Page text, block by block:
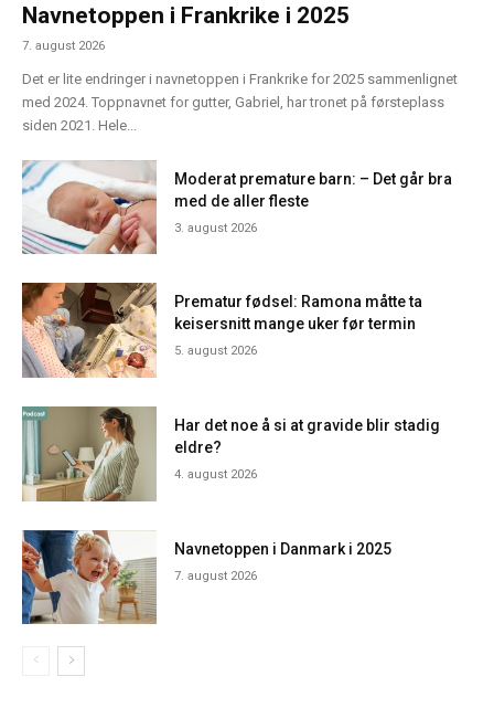
Navnetoppen i Frankrike i 2025
7. august 2026
Det er lite endringer i navnetoppen i Frankrike for 2025 sammenlignet
med 2024. Toppnavnet for gutter, Gabriel, har tronet på førsteplass
siden 2021. Hele...
Moderat premature barn: – Det går bra
med de aller fleste
3. august 2026
Prematur fødsel: Ramona måtte ta
keisersnitt mange uker før termin
5. august 2026
Har det noe å si at gravide blir stadig
eldre?
4. august 2026
Navnetoppen i Danmark i 2025
7. august 2026